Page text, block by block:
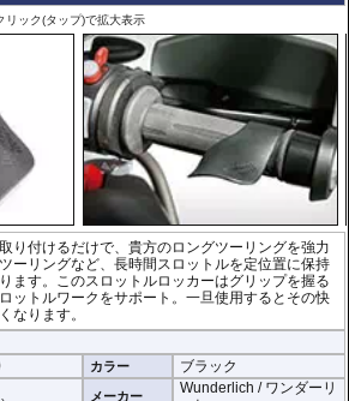
リック(タップ)で拡大表示
り付けるだけで、貴方のロングツーリングを強力
ーリングなど、長時間スロットルを定位置に保持
ます。このスロットルロッカーはグリップを握る
ットルワークをサポート。一旦使用するとその快
なります。
カラー ブラック
メーカー
Wunderlich / ワンダーリ